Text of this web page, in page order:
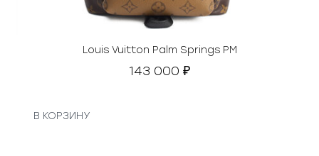
Louis Vuitton Palm Springs PM
143 000 ₽
В КОРЗИНУ